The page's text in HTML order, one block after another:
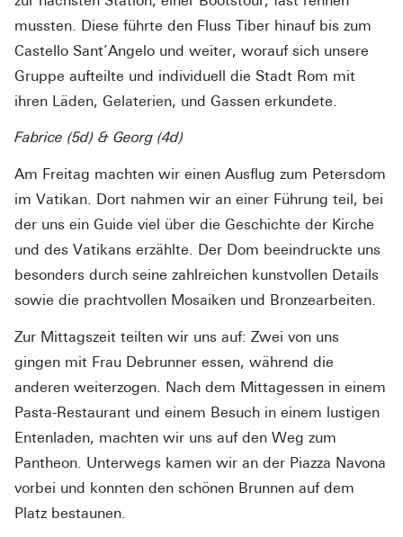
mussten. Diese führte den Fluss Tiber hinauf bis zum
Castello Sant’Angelo und weiter, worauf sich unsere
Gruppe aufteilte und individuell die Stadt Rom mit
ihren Läden, Gelaterien, und Gassen erkundete.
Fabrice (5d) & Georg (4d)
Am Freitag machten wir einen Ausflug zum Petersdom
im Vatikan. Dort nahmen wir an einer Führung teil, bei
der uns ein Guide viel über die Geschichte der Kirche
und des Vatikans erzählte. Der Dom beeindruckte uns
besonders durch seine zahlreichen kunstvollen Details
sowie die prachtvollen Mosaiken und Bronzearbeiten.
Zur Mittagszeit teilten wir uns auf: Zwei von uns
gingen mit Frau Debrunner essen, während die
anderen weiterzogen. Nach dem Mittagessen in einem
Pasta-Restaurant und einem Besuch in einem lustigen
Entenladen, machten wir uns auf den Weg zum
Pantheon. Unterwegs kamen wir an der Piazza Navona
vorbei und konnten den schönen Brunnen auf dem
Platz bestaunen.